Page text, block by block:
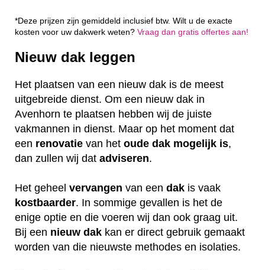
*Deze prijzen zijn gemiddeld inclusief btw. Wilt u de exacte
kosten voor uw dakwerk weten? Vraag dan gratis offertes aan!
Nieuw dak leggen
Het plaatsen van een nieuw dak is de meest
uitgebreide dienst. Om een nieuw dak in
Avenhorn te plaatsen hebben wij de juiste
vakmannen in dienst. Maar op het moment dat
een renovatie van het oude dak mogelijk is,
dan zullen wij dat adviseren.
Het geheel vervangen van een dak is vaak
kostbaarder. In sommige gevallen is het de
enige optie en die voeren wij dan ook graag uit.
Bij een nieuw dak kan er direct gebruik gemaakt
worden van die nieuwste methodes en isolaties.